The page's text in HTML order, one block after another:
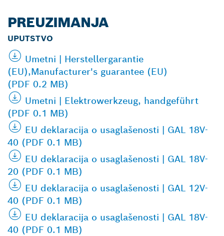
PREUZIMANJA
UPUTSTVO
Umetni | Herstellergarantie
(EU),Manufacturer's guarantee (EU)
(PDF 0.2 MB)
Umetni | Elektrowerkzeug, handgeführt
(PDF 0.1 MB)
EU deklaracija o usaglašenosti | GAL 18V-
40 (PDF 0.1 MB)
EU deklaracija o usaglašenosti | GAL 18V-
20 (PDF 0.1 MB)
EU deklaracija o usaglašenosti | GAL 12V-
40 (PDF 0.1 MB)
EU deklaracija o usaglašenosti | GAL 18V-
40 (PDF 0.1 MB)